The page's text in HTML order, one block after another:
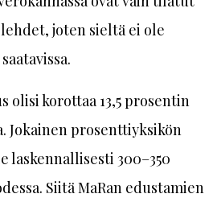
joten sieltä ei ole
olisi korottaa 13,5 prosentin
Jokainen prosenttiyksikön
laskennallisesti 300–350
Siitä MaRan edustamien